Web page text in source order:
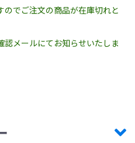
でご注文の商品が在庫切れと
メールにてお知らせいたしま